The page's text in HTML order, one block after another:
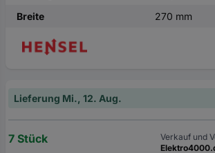
Breite
270 mm
Lieferung Mi., 12. Aug.
7 Stück
Verkauf und